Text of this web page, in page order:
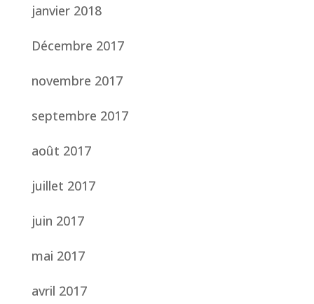
janvier 2018
Décembre 2017
novembre 2017
septembre 2017
août 2017
juillet 2017
juin 2017
mai 2017
avril 2017